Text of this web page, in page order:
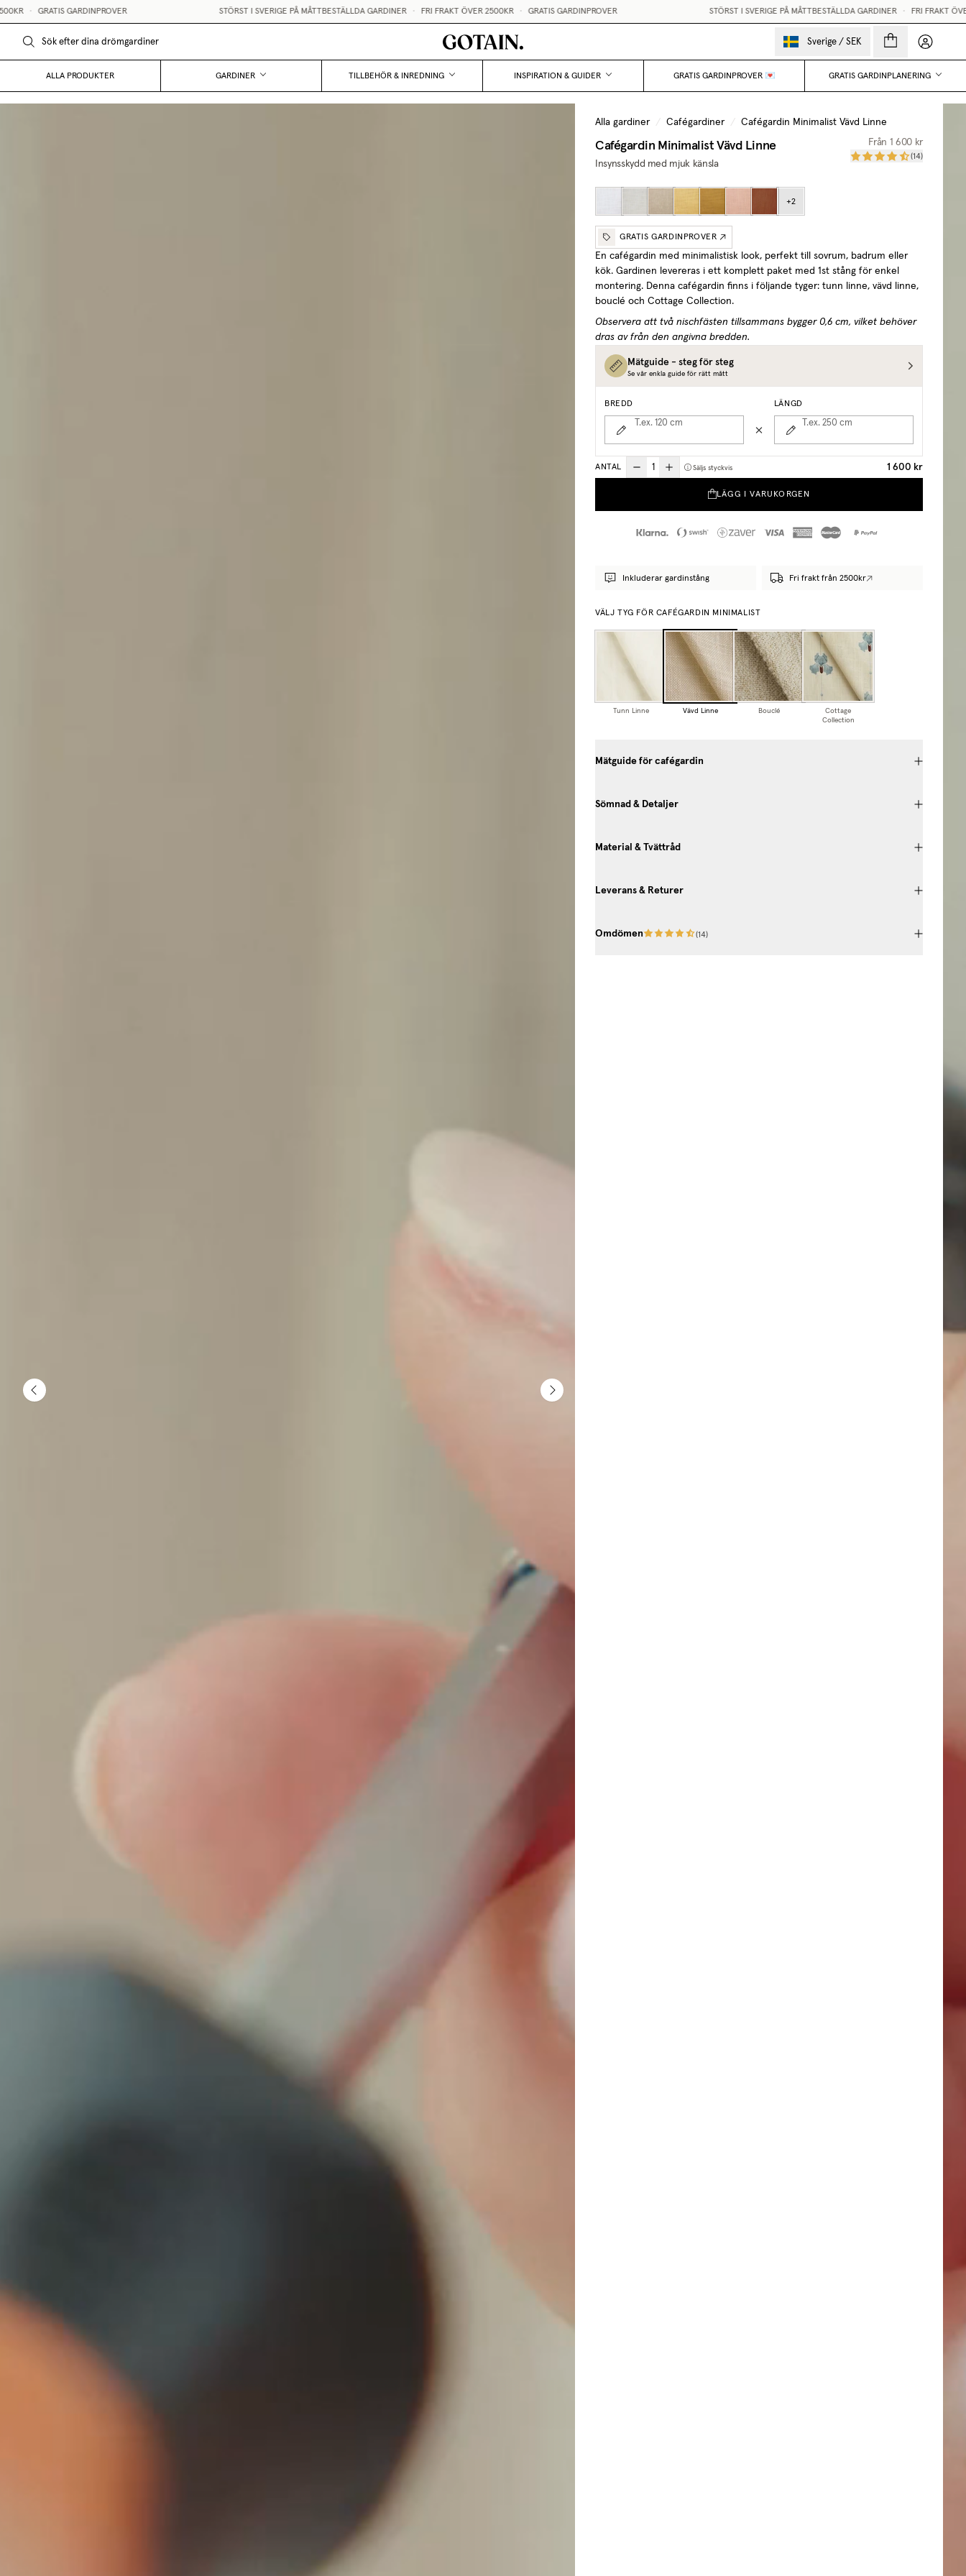
GARDINPROVER STÖRST I SVERIGE PÅ MÅTTBESTÄLLDA GARDINER • FRI FRAKT ÖVER 2500KR • GRATIS GARDINPROVER STÖRST I SVERIGE PÅ MÅTTBESTÄLLDA GARDINER • FRI FRAKT ÖVER 2500KR •
Sverige / SEK Mina
ALLA PRODUKTER GARDINER TILLBEHÖR & INREDNING INSPIRATION & GUIDER GRATIS GARDINPROVER 💌 GRATIS GARDINPLANERING
Alla gardiner / Cafégardiner / Cafégardin Minimalist Vävd Linne
Cafégardin Minimalist Vävd Linne
Insynsskydd med mjuk känsla
Från 1 600 kr
(14)
+2
GRATIS GARDINPROVER
En cafégardin med minimalistisk look, perfekt till sovrum, badrum eller
kök. Gardinen levereras i ett komplett paket med 1st stång för enkel
montering. Denna cafégardin finns i följande tyger: tunn linne, vävd linne,
bouclé och Cottage Collection.
Observera att två nischfästen tillsammans bygger 0,6 cm, vilket behöver
dras av från den angivna bredden.
Mätguide - steg för steg
Se vår enkla guide för rätt mått
BREDD
T.ex. 120 cm
LÄNGD
T.ex. 250 cm
ANTAL Säljs styckvis 1 600 kr
LÄGG I VARUKORGEN
Inkluderar gardinstång Fri frakt från 2500kr
VÄLJ TYG FÖR CAFÉGARDIN MINIMALIST
Tunn Linne Vävd Linne Bouclé
Cottage
Collection
Mätguide för cafégardin
Sömnad & Detaljer
Material & Tvättråd
Leverans & Returer
Omdömen (14)